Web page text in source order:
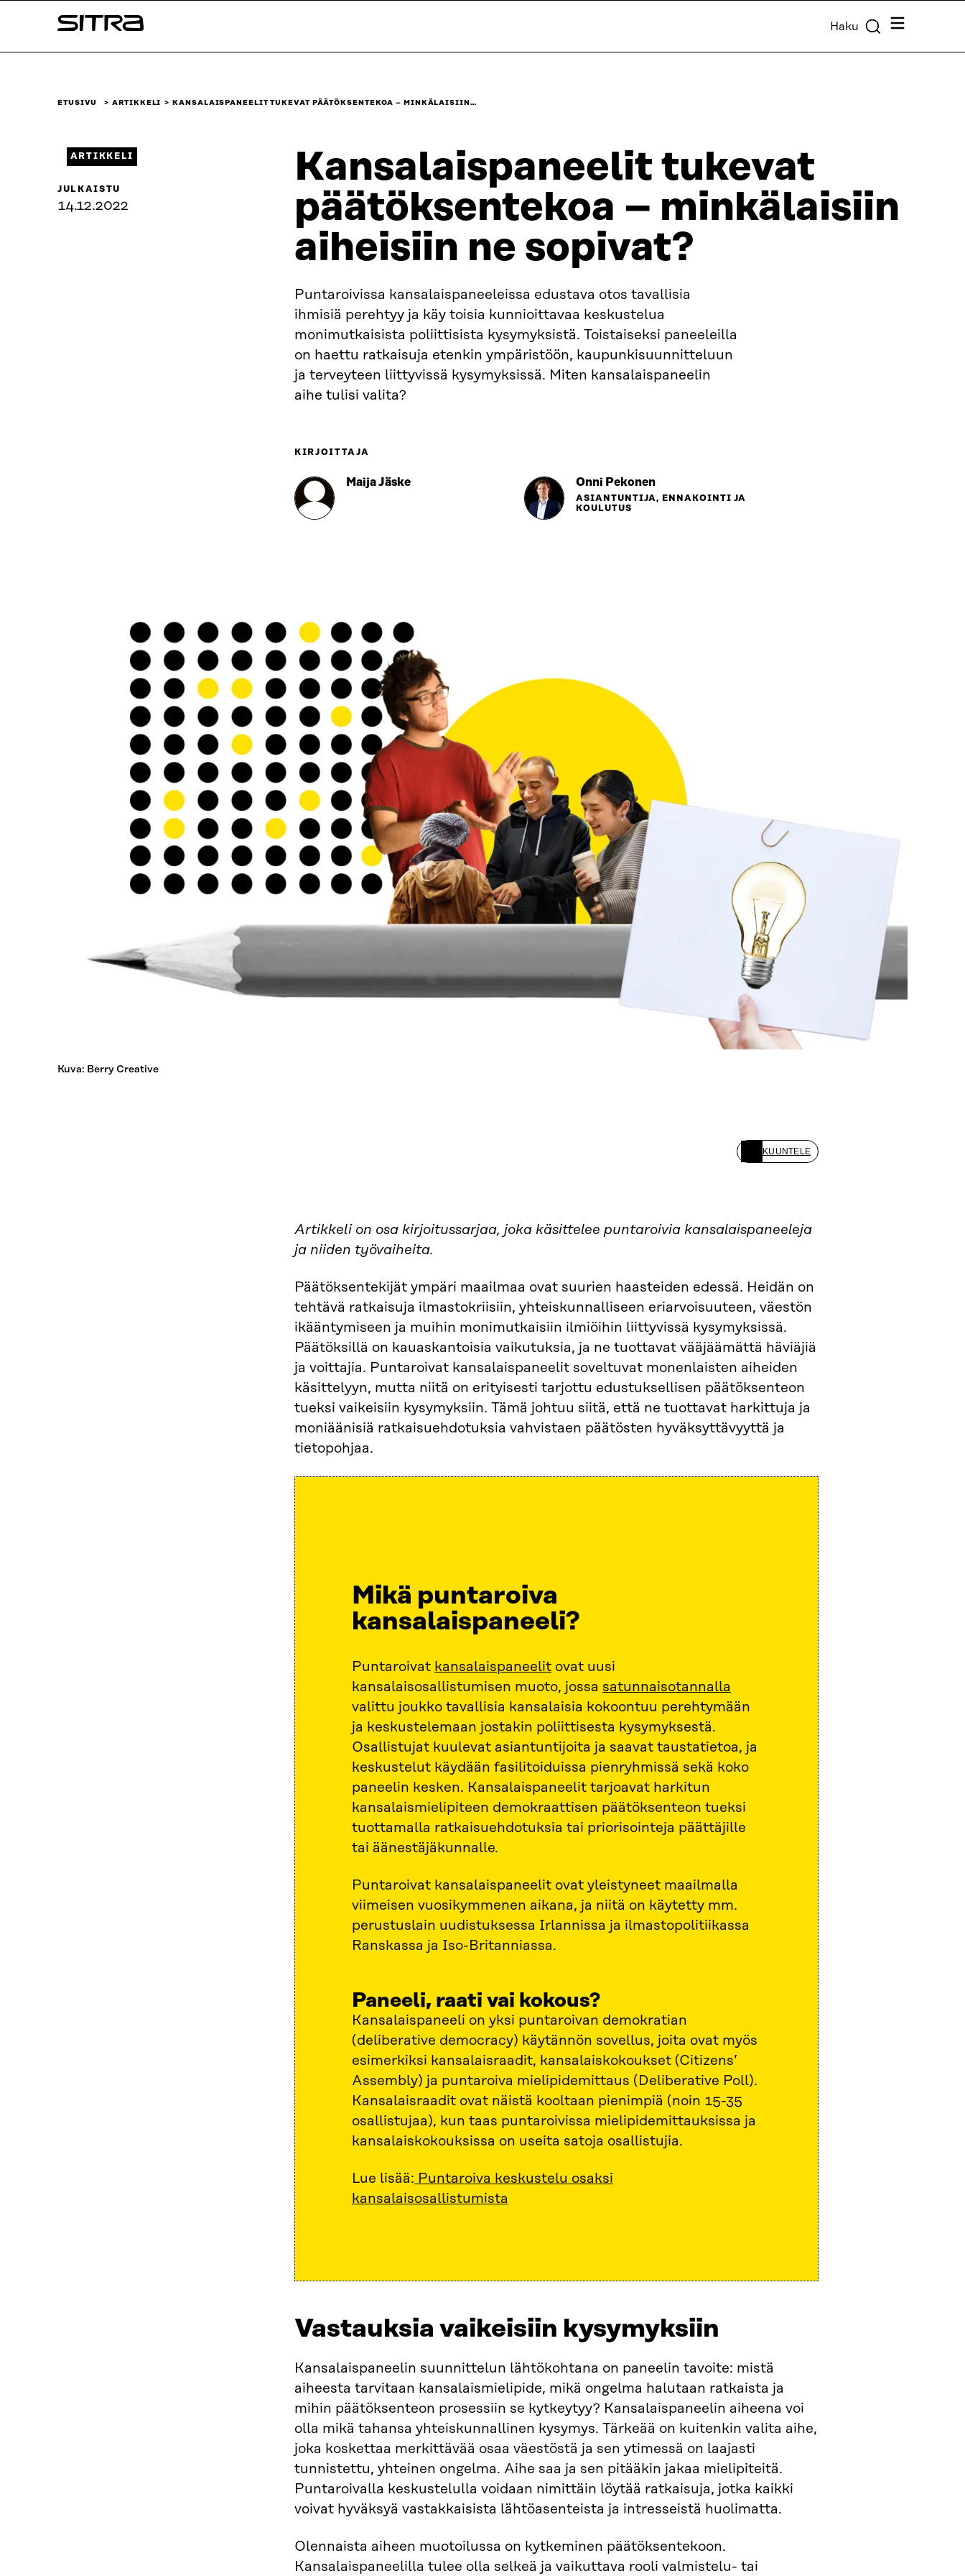
sisältöön
Sitra Haku Valikko
ETUSIVU ARTIKKELI KANSALAISPANEELIT TUKEVAT PÄÄTÖKSENTEKOA – MINKÄLAISIIN…
Kansalaispaneelit tukevat
päätöksentekoa – minkälaisiin
aiheisiin ne sopivat?
Puntaroivissa kansalaispaneeleissa edustava otos tavallisia
ihmisiä perehtyy ja käy toisia kunnioittavaa keskustelua
monimutkaisista poliittisista kysymyksistä. Toistaiseksi paneeleilla
on haettu ratkaisuja etenkin ympäristöön, kaupunkisuunnitteluun
ja terveyteen liittyvissä kysymyksissä. Miten kansalaispaneelin
aihe tulisi valita?
KIRJOITTAJA
Maija Jäske Onni Pekonen
ASIANTUNTIJA, ENNAKOINTI JA
KOULUTUS
ARTIKKELI
JULKAISTU
14.12.2022
Kuva: Berry Creative
KUUNTELE
Artikkeli on osa kirjoitussarjaa, joka käsittelee puntaroivia kansalaispaneeleja
ja niiden työvaiheita.
Päätöksentekijät ympäri maailmaa ovat suurien haasteiden edessä. Heidän on
tehtävä ratkaisuja ilmastokriisiin, yhteiskunnalliseen eriarvoisuuteen, väestön
ikääntymiseen ja muihin monimutkaisiin ilmiöihin liittyvissä kysymyksissä.
Päätöksillä on kauaskantoisia vaikutuksia, ja ne tuottavat vääjäämättä häviäjiä
ja voittajia. Puntaroivat kansalaispaneelit soveltuvat monenlaisten aiheiden
käsittelyyn, mutta niitä on erityisesti tarjottu edustuksellisen päätöksenteon
tueksi vaikeisiin kysymyksiin. Tämä johtuu siitä, että ne tuottavat harkittuja ja
moniäänisiä ratkaisuehdotuksia vahvistaen päätösten hyväksyttävyyttä ja
tietopohjaa.
Mikä puntaroiva
kansalaispaneeli?
Puntaroivat kansalaispaneelit ovat uusi
kansalaisosallistumisen muoto, jossa satunnaisotannalla
valittu joukko tavallisia kansalaisia kokoontuu perehtymään
ja keskustelemaan jostakin poliittisesta kysymyksestä.
Osallistujat kuulevat asiantuntijoita ja saavat taustatietoa, ja
keskustelut käydään fasilitoiduissa pienryhmissä sekä koko
paneelin kesken. Kansalaispaneelit tarjoavat harkitun
kansalaismielipiteen demokraattisen päätöksenteon tueksi
tuottamalla ratkaisuehdotuksia tai priorisointeja päättäjille
tai äänestäjäkunnalle.
Puntaroivat kansalaispaneelit ovat yleistyneet maailmalla
viimeisen vuosikymmenen aikana, ja niitä on käytetty mm.
perustuslain uudistuksessa Irlannissa ja ilmastopolitiikassa
Ranskassa ja Iso-Britanniassa.
Paneeli, raati vai kokous?
Kansalaispaneeli on yksi puntaroivan demokratian
(deliberative democracy) käytännön sovellus, joita ovat myös
esimerkiksi kansalaisraadit, kansalaiskokoukset (Citizens’
Assembly) ja puntaroiva mielipidemittaus (Deliberative Poll).
Kansalaisraadit ovat näistä kooltaan pienimpiä (noin 15-35
osallistujaa), kun taas puntaroivissa mielipidemittauksissa ja
kansalaiskokouksissa on useita satoja osallistujia.
Lue lisää: Puntaroiva keskustelu osaksi
kansalaisosallistumista
Vastauksia vaikeisiin kysymyksiin
Kansalaispaneelin suunnittelun lähtökohtana on paneelin tavoite: mistä
aiheesta tarvitaan kansalaismielipide, mikä ongelma halutaan ratkaista ja
mihin päätöksenteon prosessiin se kytkeytyy? Kansalaispaneelin aiheena voi
olla mikä tahansa yhteiskunnallinen kysymys. Tärkeää on kuitenkin valita aihe,
joka koskettaa merkittävää osaa väestöstä ja sen ytimessä on laajasti
tunnistettu, yhteinen ongelma. Aihe saa ja sen pitääkin jakaa mielipiteitä.
Puntaroivalla keskustelulla voidaan nimittäin löytää ratkaisuja, jotka kaikki
voivat hyväksyä vastakkaisista lähtöasenteista ja intresseistä huolimatta.
Olennaista aiheen muotoilussa on kytkeminen päätöksentekoon.
Kansalaispaneelilla tulee olla selkeä ja vaikuttava rooli valmistelu- tai